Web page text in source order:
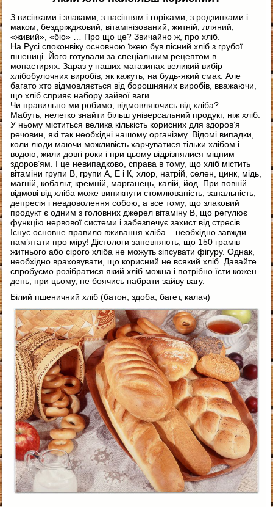
З висівками і злаками, з насінням і горіхами, з родзинками і
маком, бездріжджовий, вітамінізований, житній, лляний,
«живий», «біо» … Про що це? Звичайно ж, про хліб.
На Русі споконвіку основною їжею був пісний хліб з грубої
пшениці. Його готували за спеціальним рецептом в
монастирях. Зараз у наших магазинах великий вибір
хлібобулочних виробів, як кажуть, на будь-який смак. Але
багато хто відмовляється від борошняних виробів, вважаючи,
що хліб сприяє набору зайвої ваги.
Чи правильно ми робимо, відмовляючись від хліба?
Мабуть, нелегко знайти більш універсальний продукт, ніж хліб.
У ньому міститься велика кількість корисних для здоров’я
речовин, які так необхідні нашому організму. Відомі випадки,
коли люди маючи можливість харчуватися тільки хлібом і
водою, жили довгі роки і при цьому відрізнялися міцним
здоров’ям. І це невипадково, справа в тому, що хліб містить
вітаміни групи В, групи А, Е і К, хлор, натрій, селен, цинк, мідь,
магній, кобальт, кремній, марганець, калій, йод. При повній
відмові від хліба може виникнути стомлюваність, запальність,
депресія і невдоволення собою, а все тому, що злаковий
продукт є одним з головних джерел вітаміну В, що регулює
функцію нервової системи і забезпечує захист від стресів.
Існує основне правило вживання хліба – необхідно завжди
пам’ятати про міру! Дієтологи запевняють, що 150 грамів
житнього або сірого хліба не можуть зіпсувати фігуру. Однак,
необхідно враховувати, що корисний не всякий хліб. Давайте
спробуємо розібратися який хліб можна і потрібно їсти кожен
день, при цьому, не боячись набрати зайву вагу.
Білий пшеничний хліб (батон, здоба, багет, калач)